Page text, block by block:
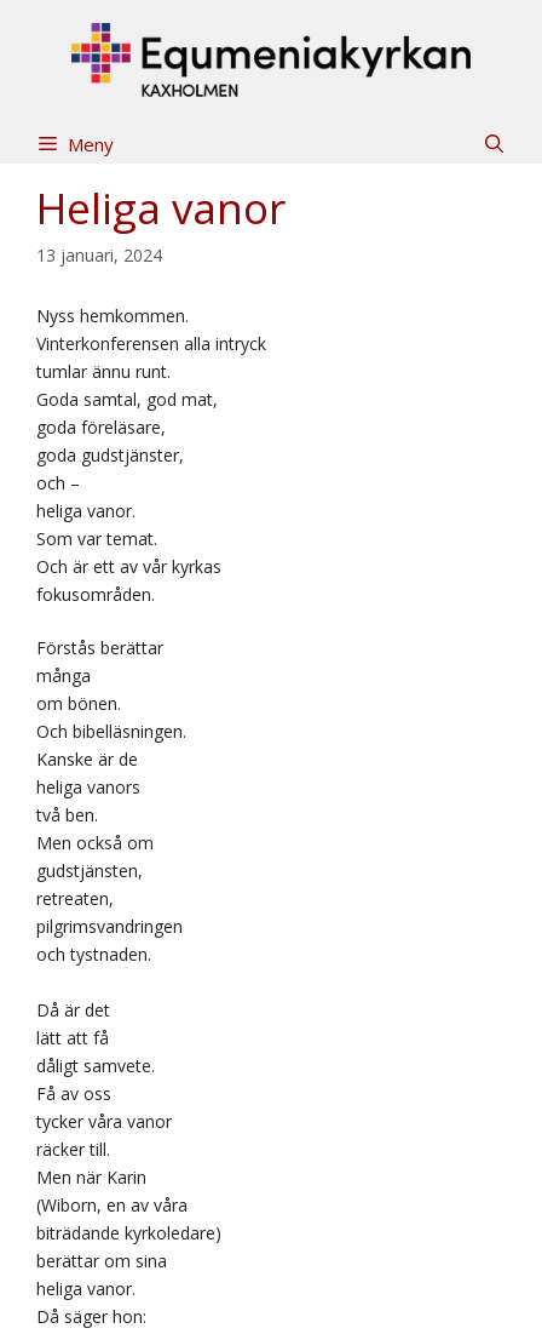
Meny
Heliga vanor
13 januari, 2024
Nyss hemkommen.
Vinterkonferensen alla intryck
tumlar ännu runt.
Goda samtal, god mat,
goda föreläsare,
goda gudstjänster,
och –
heliga vanor.
Som var temat.
Och är ett av vår kyrkas
fokusområden.
Förstås berättar
många
om bönen.
Och bibelläsningen.
Kanske är de
heliga vanors
två ben.
Men också om
gudstjänsten,
retreaten,
pilgrimsvandringen
och tystnaden.
Då är det
lätt att få
dåligt samvete.
Få av oss
tycker våra vanor
räcker till.
Men när Karin
(Wiborn, en av våra
biträdande kyrkoledare)
berättar om sina
heliga vanor.
Då säger hon: